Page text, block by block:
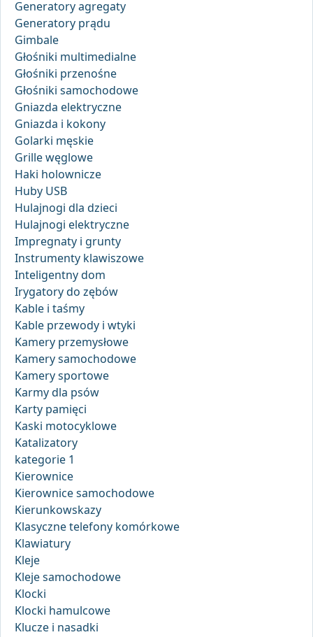
Generatory agregaty
Generatory prądu
Gimbale
Głośniki multimedialne
Głośniki przenośne
Głośniki samochodowe
Gniazda elektryczne
Gniazda i kokony
Golarki męskie
Grille węglowe
Haki holownicze
Huby USB
Hulajnogi dla dzieci
Hulajnogi elektryczne
Impregnaty i grunty
Instrumenty klawiszowe
Inteligentny dom
Irygatory do zębów
Kable i taśmy
Kable przewody i wtyki
Kamery przemysłowe
Kamery samochodowe
Kamery sportowe
Karmy dla psów
Karty pamięci
Kaski motocyklowe
Katalizatory
kategorie 1
Kierownice
Kierownice samochodowe
Kierunkowskazy
Klasyczne telefony komórkowe
Klawiatury
Kleje
Kleje samochodowe
Klocki
Klocki hamulcowe
Klucze i nasadki